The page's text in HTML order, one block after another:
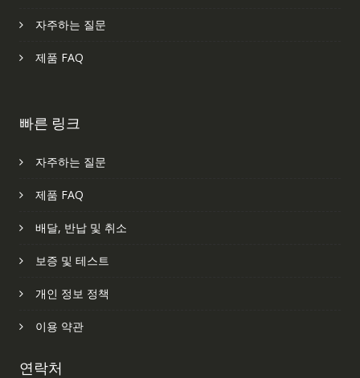
자주하는 질문
제품 FAQ
빠른 링크
자주하는 질문
제품 FAQ
배달, 반납 및 취소
보증 및 테스트
개인 정보 정책
이용 약관
연락처